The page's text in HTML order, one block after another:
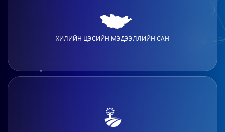
ХИЛИЙН ЦЭСИЙН МЭДЭЭЛЛИЙН САН